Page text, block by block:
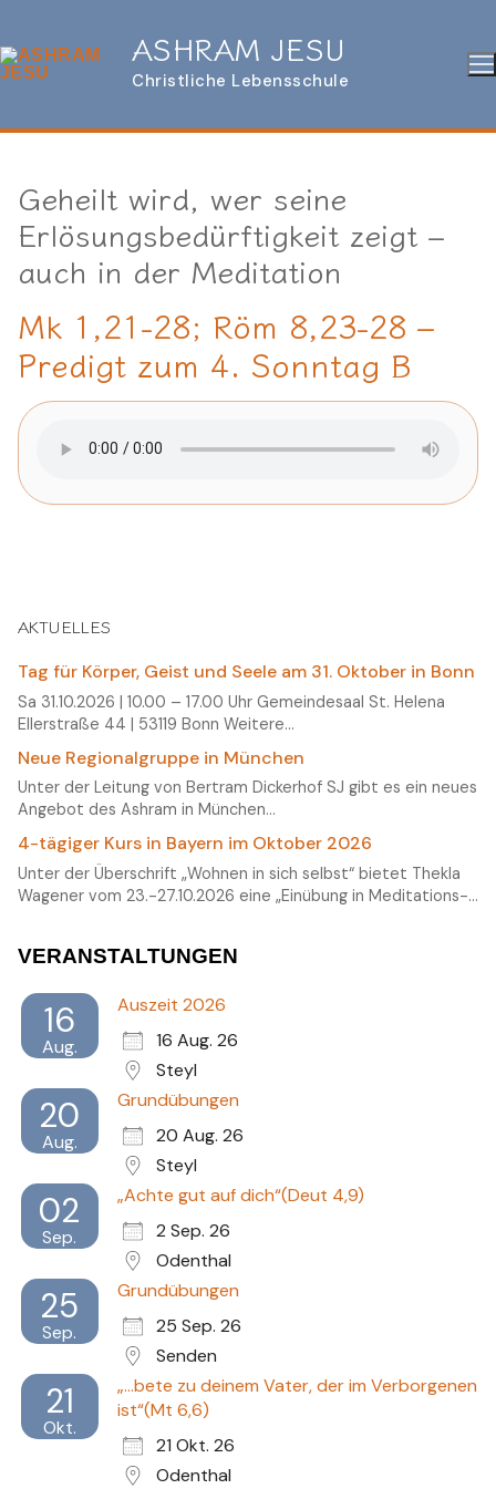
springen
ASHRAM JESU
Christliche Lebensschule
Geheilt wird, wer seine
Erlösungsbedürftigkeit zeigt –
auch in der Meditation
Mk 1,21-28; Röm 8,23-28 –
Predigt zum 4. Sonntag B
AKTUELLES
Tag für Körper, Geist und Seele am 31. Oktober in Bonn
Sa 31.10.2026 | 10.00 – 17.00 Uhr Gemeindesaal St. Helena
Ellerstraße 44 | 53119 Bonn Weitere…
Neue Regionalgruppe in München
Unter der Leitung von Bertram Dickerhof SJ gibt es ein neues
Angebot des Ashram in München…
4-tägiger Kurs in Bayern im Oktober 2026
Unter der Überschrift „Wohnen in sich selbst“ bietet Thekla
Wagener vom 23.-27.10.2026 eine „Einübung in Meditations-…
VERANSTALTUNGEN
16
Aug.
Auszeit 2026
16 Aug. 26
Steyl
20
Aug.
Grundübungen
20 Aug. 26
Steyl
02
Sep.
„Achte gut auf dich“(Deut 4,9)
2 Sep. 26
Odenthal
25
Sep.
Grundübungen
25 Sep. 26
Senden
21
Okt.
„...bete zu deinem Vater, der im Verborgenen
ist“(Mt 6,6)
21 Okt. 26
Odenthal